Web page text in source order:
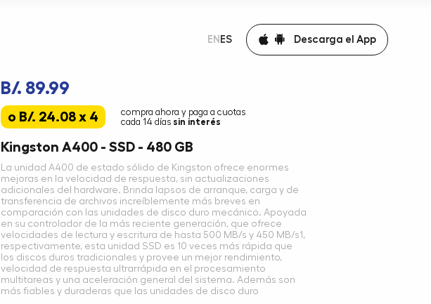
EN ES Descarga el App
B/. 89.99
o B/. 24.08 x 4
compra ahora y paga a cuotas
cada 14 días sin interés
Kingston A400 - SSD - 480 GB
La unidad A400 de estado sólido de Kingston ofrece enormes
mejoras en la velocidad de respuesta, sin actualizaciones
adicionales del hardware. Brinda lapsos de arranque, carga y de
transferencia de archivos increíblemente más breves en
comparación con las unidades de disco duro mecánico. Apoyada
en su controlador de la más reciente generación, que ofrece
velocidades de lectura y escritura de hasta 500 MB/s y 450 MB/s1,
respectivamente, esta unidad SSD es 10 veces más rápida que
los discos duros tradicionales y provee un mejor rendimiento,
velocidad de respuesta ultrarrápida en el procesamiento
multitareas y una aceleración general del sistema. Además son
más fiables y duraderas que las unidades de disco duro